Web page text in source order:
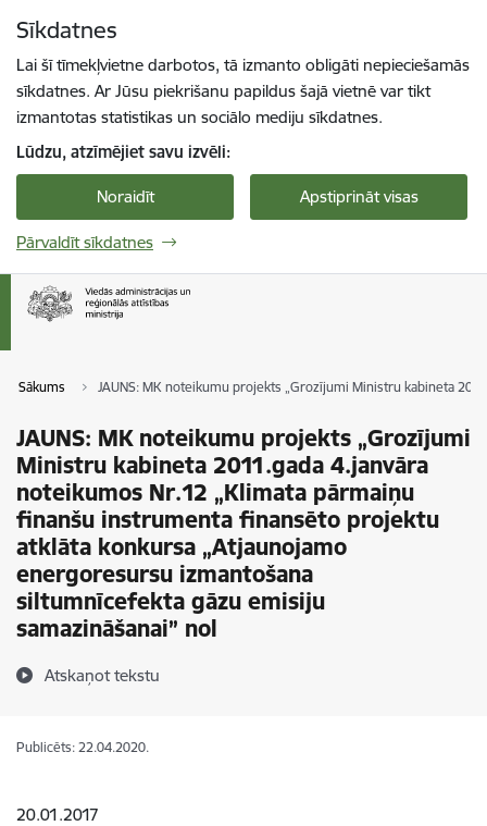
Sīkdatnes
Lai šī tīmekļvietne darbotos, tā izmanto obligāti nepieciešamās
sīkdatnes. Ar Jūsu piekrišanu papildus šajā vietnē var tikt
izmantotas statistikas un sociālo mediju sīkdatnes.
Lūdzu, atzīmējiet savu izvēli:
Noraidīt Apstiprināt visas
Pārvaldīt sīkdatnes
Sākums JAUNS: MK noteikumu projekts „Grozījumi Ministru kabineta
JAUNS: MK noteikumu projekts „Grozījumi
Ministru kabineta 2011.gada 4.janvāra
noteikumos Nr.12 „Klimata pārmaiņu
finanšu instrumenta finansēto projektu
atklāta konkursa „Atjaunojamo
energoresursu izmantošana
siltumnīcefekta gāzu emisiju
samazināšanai” nol
Atskaņot tekstu
Publicēts: 22.04.2020.
20.01.2017